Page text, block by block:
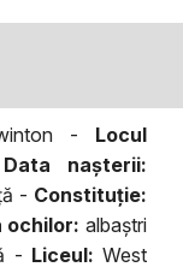
- Locul
Data naşterii:
- Constituţie:
ochilor: albaștri
- Liceul: West